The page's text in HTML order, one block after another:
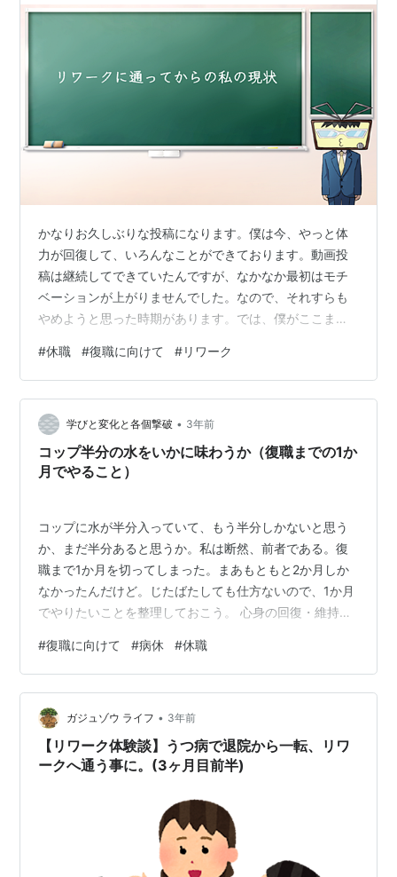
かなりお久しぶりな投稿になります。僕は今、やっと体
力が回復して、いろんなことができております。動画投
稿は継続してできていたんですが、なかなか最初はモチ
ベーションが上がりませんでした。なので、それすらも
やめようと思った時期があります。では、僕がここまで
像：みんちりえさん 休職をした理由(8月中旬) 完全な負
の期間(8月下旬～11月下旬) 何かしなくてはいけないと思
った時(11月下旬～12月中旬) リワーク準備期間(12月下旬
～1月上旬) リワークに出勤してから(1月中旬～3月下旬)
自分の成長のために(3月下旬～現在) 最後に 休職をした
理由(…
#休職 #復職に向けて #リワーク
学びと変化と各個撃破 • 3年前
コップ半分の水をいかに味わうか（復職までの1か
月でやること）
コップに水が半分入っていて、もう半分しかないと思う
か、まだ半分あると思うか。私は断然、前者である。復
職まで1か月を切ってしまった。まあもともと2か月しか
なかったんだけど。じたばたしても仕方ないので、1か月
でやりたいことを整理しておこう。 心身の回復・維持系
ち「文化的」を担う大変重要な要素である。これまでの
経験から、読書すらしたくなくなる時は、自分が相当疲
れて余裕がなくなっている傾向にあり、精神状態のバロ
メーターにもなっている。趣味の歴史関係の本や興味の
ある分野の本をどんどん読みたい。 三国志のマンガを読
む横山光輝先生の三国志。数年前大人買いを…
#復職に向けて #病休 #休職
ガジュゾウ ライフ • 3年前
【リワーク体験談】うつ病で退院から一転、リワ
ークへ通う事に。(3ヶ月目前半)